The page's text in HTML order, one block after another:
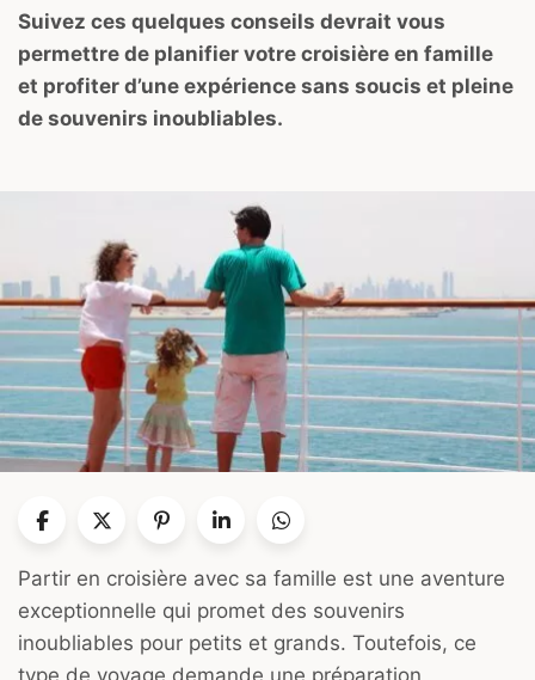
Suivez ces quelques conseils devrait vous
permettre de planifier votre croisière en famille
et profiter d’une expérience sans soucis et pleine
de souvenirs inoubliables.
Partir en croisière avec sa famille est une aventure
exceptionnelle qui promet des souvenirs
inoubliables pour petits et grands. Toutefois, ce